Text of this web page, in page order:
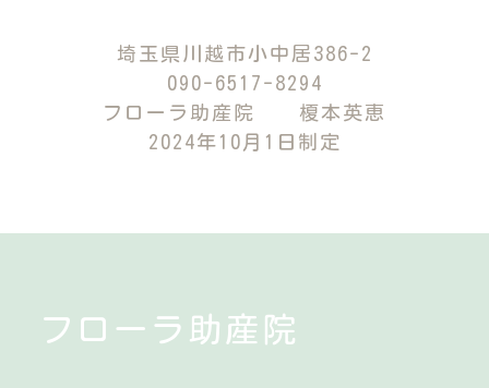
埼玉県川越市小中居386-2
090-6517-8294
フローラ助産院 榎本英恵
2024年10月1日制定
フローラ助産院